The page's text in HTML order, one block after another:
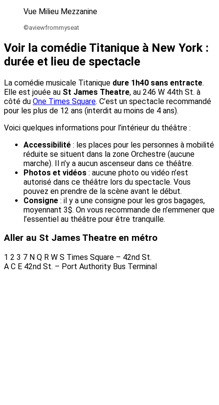
Vue Milieu Mezzanine
©aviewfrommyseat
Voir la comédie Titanique à New York :
durée et lieu de spectacle
La comédie musicale Titanique dure 1h40 sans entracte.
Elle est jouée au St James Theatre, au 246 W 44th St. à
côté du One Times Square. C’est un spectacle recommandé
pour les plus de 12 ans (interdit au moins de 4 ans).
Voici quelques informations pour l’intérieur du théâtre :
Accessibilité : les places pour les personnes à mobilité
réduite se situent dans la zone Orchestre (aucune
marche). Il n’y a aucun ascenseur dans ce théâtre.
Photos et vidéos : aucune photo ou vidéo n’est
autorisé dans ce théâtre lors du spectacle. Vous
pouvez en prendre de la scène avant le début.
Consigne : il y a une consigne pour les gros bagages,
moyennant 3$. On vous recommande de n’emmener que
l’essentiel au théâtre pour être tranquille.
Aller au St James Theatre en métro
1 2 3 7 N Q R W S Times Square – 42nd St.
A C E 42nd St. – Port Authority Bus Terminal